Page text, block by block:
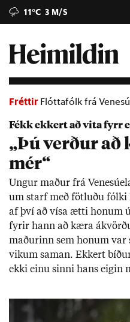
11°C 3 M/S
Fréttir Flóttafólk frá
Fékk ekkert að vita fyrr
„Þú verður að
mér“
Ung­ur mað­ur frá
um starf með fötl­uðu fólki
af því að vísa ætti hon­um
fyr­ir hann að kæra
mað­ur­inn sem hon­um var
vik­um sam­an. Ekk­ert
ekki einu sinni hans eig­in